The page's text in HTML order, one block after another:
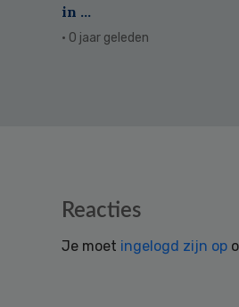
in ...
· 0 jaar geleden
Reacties
Je moet ingelogd zijn op